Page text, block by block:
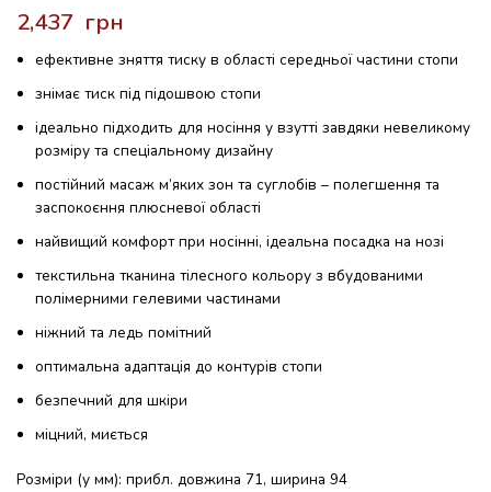
грн
ефективне зняття тиску в області середньої частини стопи
знімає тиск під підошвою стопи
ідеально підходить для носіння у взутті завдяки невеликому
розміру та спеціальному дизайну
постійний масаж м’яких зон та суглобів – полегшення та
заспокоєння плюсневої області
найвищий комфорт при носінні, ідеальна посадка на нозі
текстильна тканина тілесного кольору з вбудованими
полімерними гелевими частинами
ніжний та ледь помітний
оптимальна адаптація до контурів стопи
безпечний для шкіри
міцний, миється
Розміри (у мм): прибл. довжина 71, ширина 94